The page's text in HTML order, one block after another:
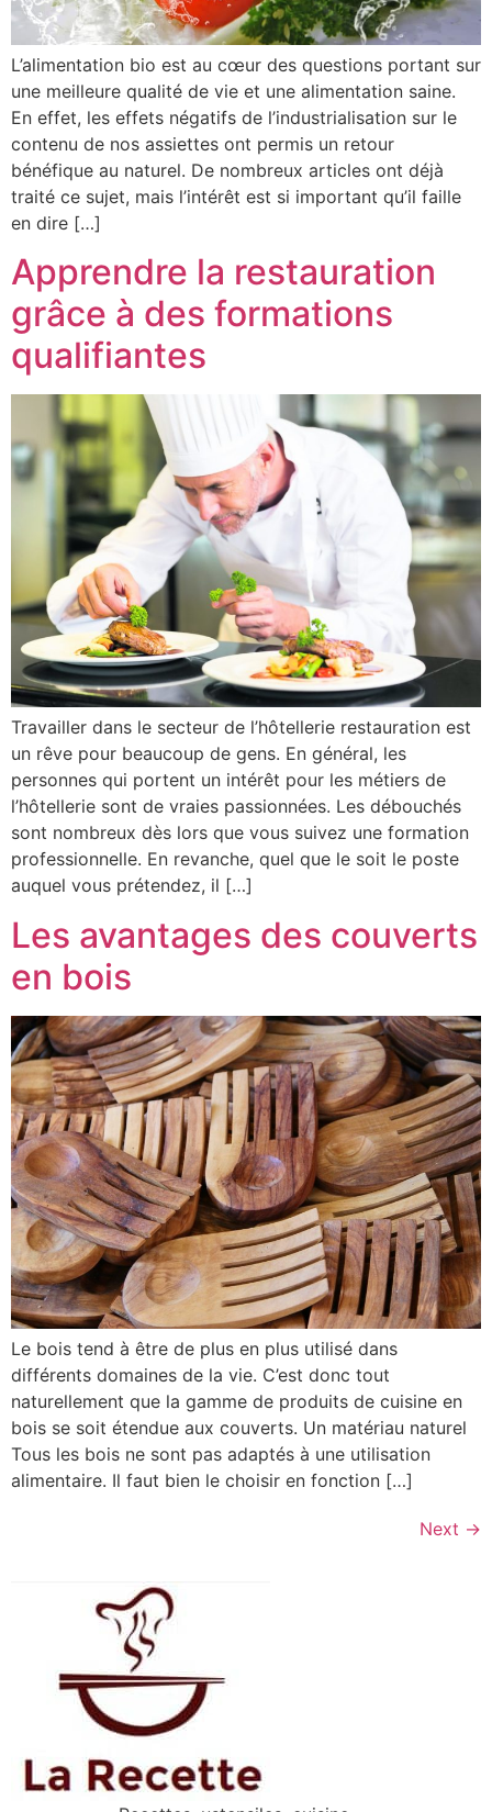
L’alimentation bio est au cœur des questions portant sur
une meilleure qualité de vie et une alimentation saine.
En effet, les effets négatifs de l’industrialisation sur le
contenu de nos assiettes ont permis un retour
bénéfique au naturel. De nombreux articles ont déjà
traité ce sujet, mais l’intérêt est si important qu’il faille
en dire […]
Apprendre la restauration
grâce à des formations
qualifiantes
Travailler dans le secteur de l’hôtellerie restauration est
un rêve pour beaucoup de gens. En général, les
personnes qui portent un intérêt pour les métiers de
l’hôtellerie sont de vraies passionnées. Les débouchés
sont nombreux dès lors que vous suivez une formation
professionnelle. En revanche, quel que le soit le poste
auquel vous prétendez, il […]
Les avantages des couverts
en bois
Le bois tend à être de plus en plus utilisé dans
différents domaines de la vie. C’est donc tout
naturellement que la gamme de produits de cuisine en
bois se soit étendue aux couverts. Un matériau naturel
Tous les bois ne sont pas adaptés à une utilisation
alimentaire. Il faut bien le choisir en fonction […]
Next →